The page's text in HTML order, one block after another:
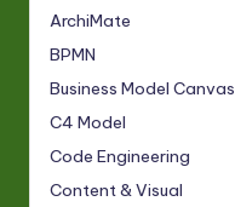
ArchiMate
BPMN
Business Model Canvas
C4 Model
Code Engineering
Content & Visual